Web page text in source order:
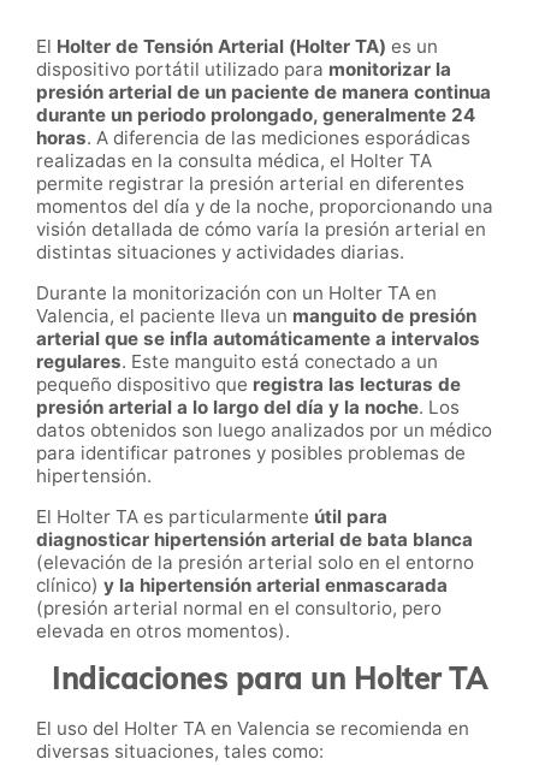
El Holter de Tensión Arterial (Holter TA) es un
dispositivo portátil utilizado para monitorizar la
presión arterial de un paciente de manera continua
durante un periodo prolongado, generalmente 24
horas. A diferencia de las mediciones esporádicas
realizadas en la consulta médica, el Holter TA
permite registrar la presión arterial en diferentes
momentos del día y de la noche, proporcionando una
visión detallada de cómo varía la presión arterial en
distintas situaciones y actividades diarias.
Durante la monitorización con un Holter TA en
Valencia, el paciente lleva un manguito de presión
arterial que se infla automáticamente a intervalos
regulares. Este manguito está conectado a un
pequeño dispositivo que registra las lecturas de
presión arterial a lo largo del día y la noche. Los
datos obtenidos son luego analizados por un médico
para identificar patrones y posibles problemas de
hipertensión.
El Holter TA es particularmente útil para
diagnosticar hipertensión arterial de bata blanca
(elevación de la presión arterial solo en el entorno
clínico) y la hipertensión arterial enmascarada
(presión arterial normal en el consultorio, pero
elevada en otros momentos).
Indicaciones para un Holter TA
El uso del Holter TA en Valencia se recomienda en
diversas situaciones, tales como: